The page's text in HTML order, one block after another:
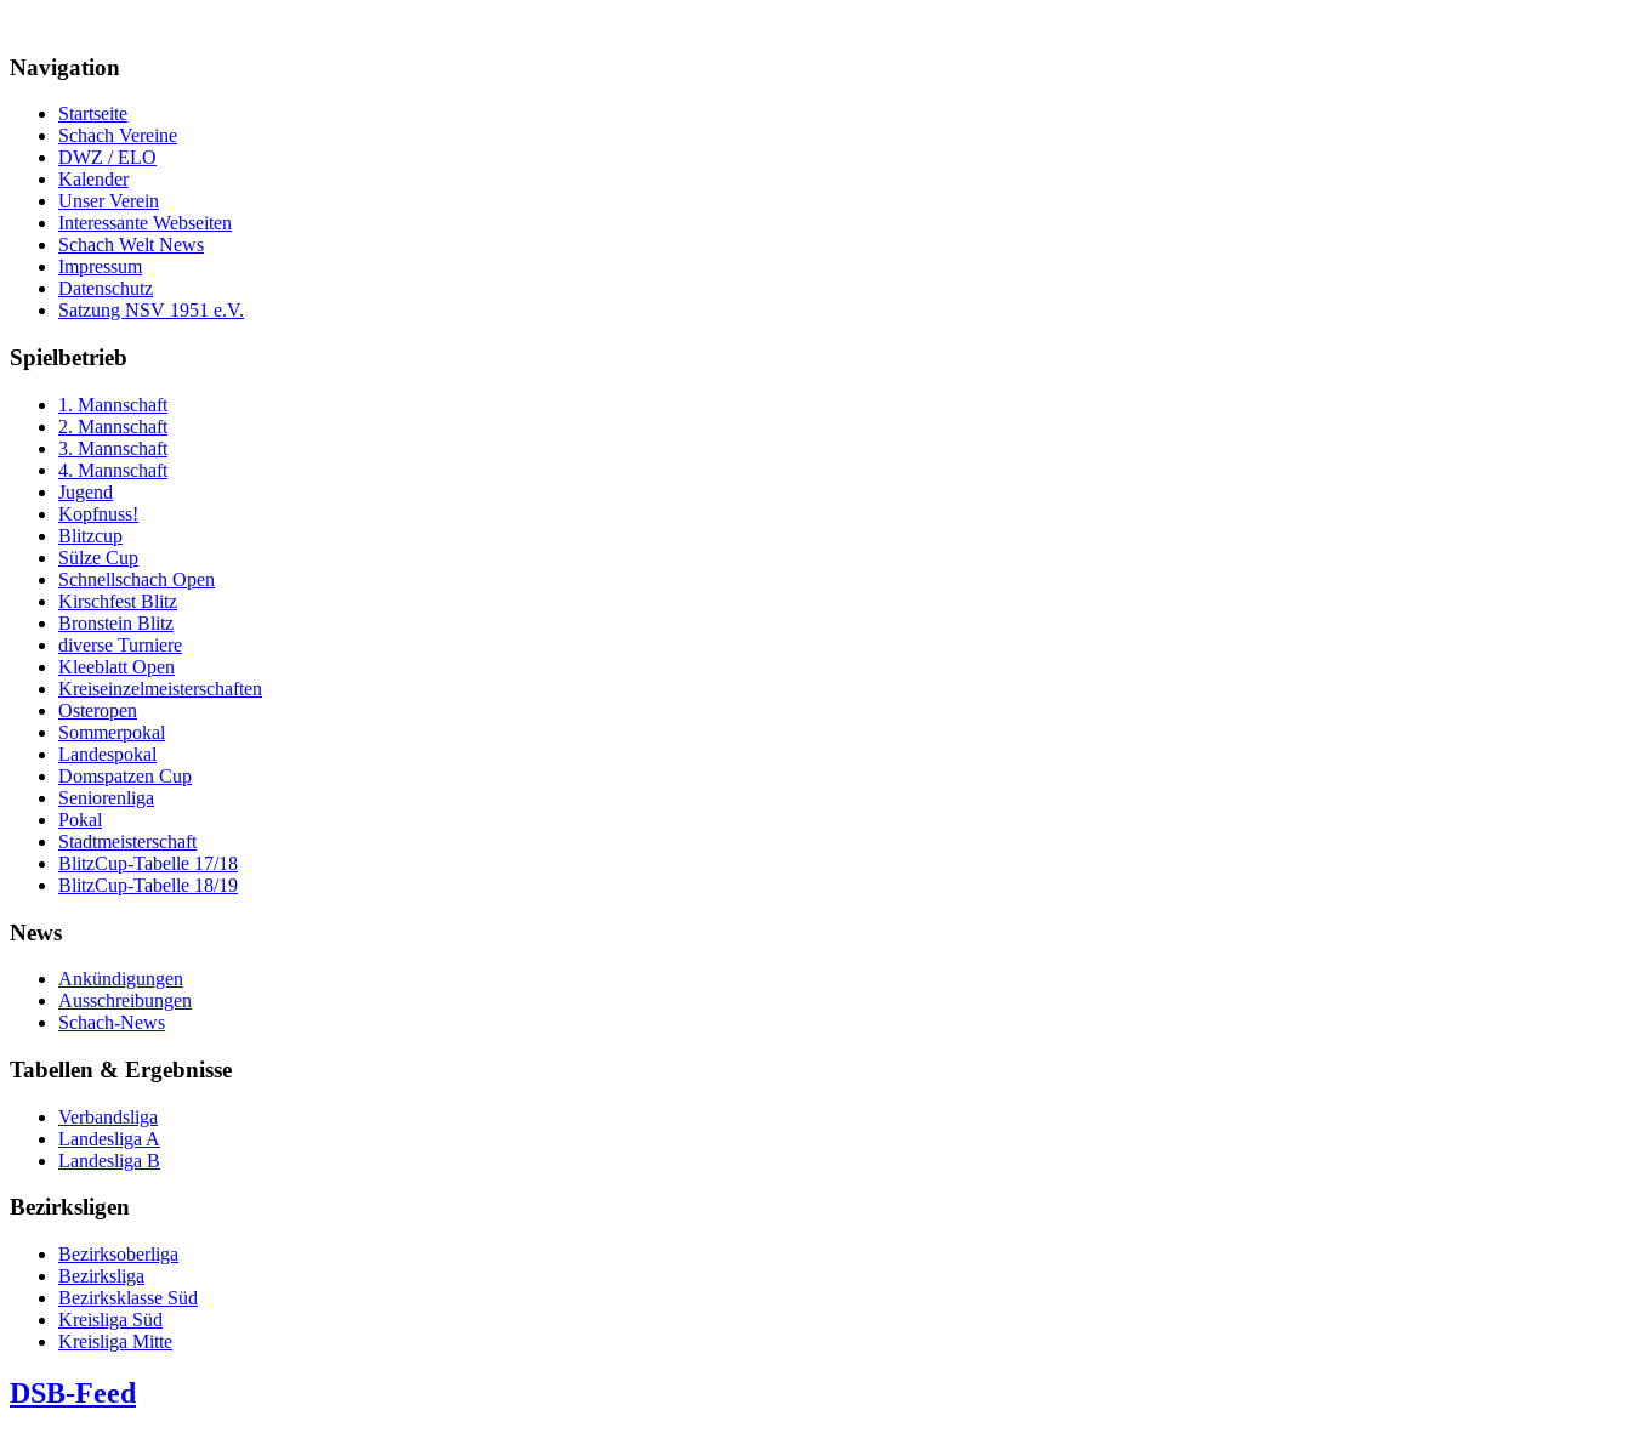
Navigation
Startseite
Schach Vereine
DWZ / ELO
Kalender
Unser Verein
Interessante Webseiten
Schach Welt News
Impressum
Datenschutz
Satzung NSV 1951 e.V.
Spielbetrieb
1. Mannschaft
2. Mannschaft
3. Mannschaft
4. Mannschaft
Jugend
Kopfnuss!
Blitzcup
Sülze Cup
Schnellschach Open
Kirschfest Blitz
Bronstein Blitz
diverse Turniere
Kleeblatt Open
Kreiseinzelmeisterschaften
Osteropen
Sommerpokal
Landespokal
Domspatzen Cup
Seniorenliga
Pokal
Stadtmeisterschaft
BlitzCup-Tabelle 17/18
BlitzCup-Tabelle 18/19
News
Ankündigungen
Ausschreibungen
Schach-News
Tabellen & Ergebnisse
Verbandsliga
Landesliga A
Landesliga B
Bezirksligen
Bezirksoberliga
Bezirksliga
Bezirksklasse Süd
Kreisliga Süd
Kreisliga Mitte
DSB-Feed